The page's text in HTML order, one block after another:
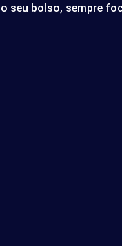
seu bolso, sempre